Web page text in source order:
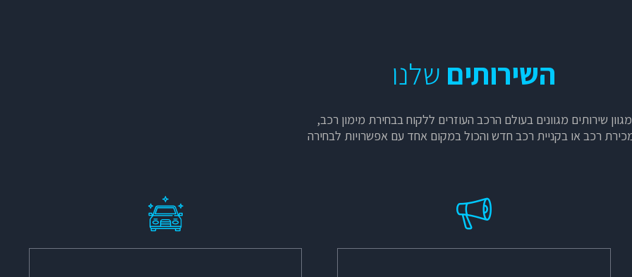
השירותים שלנו
מגוון שירותים מגוונים בעולם הרכב העוזרים ללקוח בבחירת מימון רכב,
רכב או בקניית רכב חדש והכול במקום אחד עם אפשרויות לבחירה